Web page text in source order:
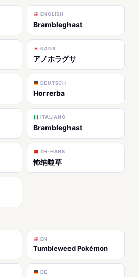
ENGLISH
Brambleghast
KANA
アノホラグサ
DEUTSCH
Horrerba
ITALIANO
Brambleghast
ZH-HANS
怖纳噬草
EN
Tumbleweed Pokémon
DE